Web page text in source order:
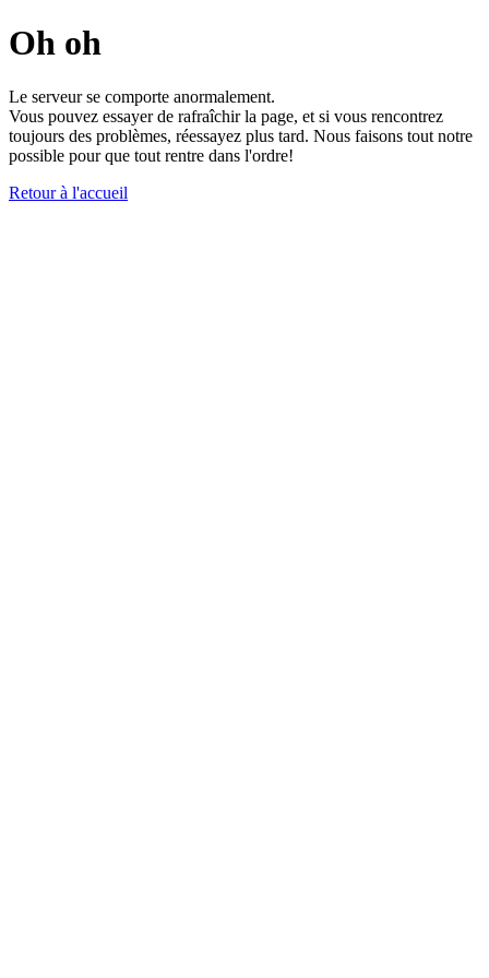
Oh oh
Le serveur se comporte anormalement.
Vous pouvez essayer de rafraîchir la page, et si vous rencontrez
toujours des problèmes, réessayez plus tard. Nous faisons tout notre
possible pour que tout rentre dans l'ordre!
Retour à l'accueil